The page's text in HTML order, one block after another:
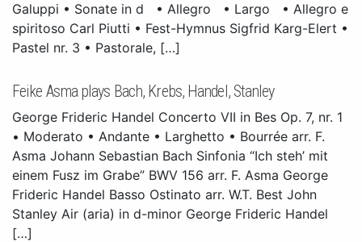
Galuppi • Sonate in d • Allegro • Largo • Allegro e
spiritoso Carl Piutti • Fest-Hymnus Sigfrid Karg-Elert •
Pastel nr. 3 • Pastorale, […]
Feike Asma plays Bach, Krebs, Handel, Stanley
George Frideric Handel Concerto VII in Bes Op. 7, nr. 1
• Moderato • Andante • Larghetto • Bourrée arr. F.
Asma Johann Sebastian Bach Sinfonia “Ich steh’ mit
einem Fusz im Grabe” BWV 156 arr. F. Asma George
Frideric Handel Basso Ostinato arr. W.T. Best John
Stanley Air (aria) in d-minor George Frideric Handel
[…]